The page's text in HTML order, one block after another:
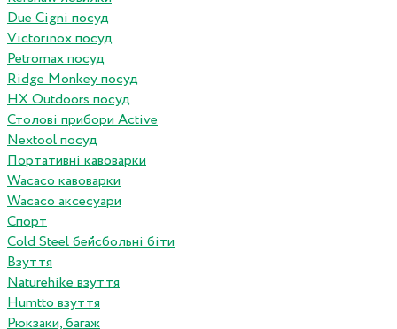
Due Cigni посуд
Victorinox посуд
Petromax посуд
Ridge Monkey посуд
HX Outdoors посуд
Столові прибори Active
Nextool посуд
Портативні кавоварки
Wacaco кавоварки
Wacaco аксесуари
Спорт
Cold Steel бейсбольні біти
Взуття
Naturehike взуття
Humtto взуття
Рюкзаки, багаж